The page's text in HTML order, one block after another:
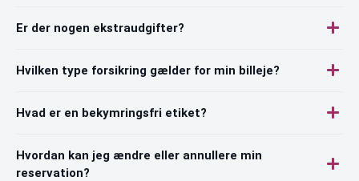
Er der nogen ekstraudgifter?
Hvilken type forsikring gælder for min billeje?
Hvad er en bekymringsfri etiket?
Hvordan kan jeg ændre eller annullere min
reservation?